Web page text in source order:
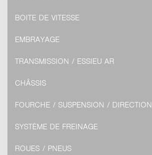
BOITE DE VITESSE
EMBRAYAGE
TRANSMISSION / ESSIEU AR
CHÂSSIS
FOURCHE / SUSPENSION / DIRECTION
SYSTÈME DE FREINAGE
ROUES / PNEUS